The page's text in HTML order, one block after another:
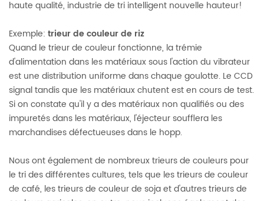
haute qualité, industrie de tri intelligent nouvelle hauteur!
Exemple: trieur de couleur de riz
Quand le trieur de couleur fonctionne, la trémie
d'alimentation dans les matériaux sous l'action du vibrateur
est une distribution uniforme dans chaque goulotte. Le CCD
signal tandis que les matériaux chutent est en cours de test.
Si on constate qu'il y a des matériaux non qualifiés ou des
impuretés dans les matériaux, l'éjecteur soufflera les
marchandises défectueuses dans le hopp.
Nous ont également de nombreux trieurs de couleurs pour
le tri des différentes cultures, tels que les trieurs de couleur
de café, les trieurs de couleur de soja et d'autres trieurs de